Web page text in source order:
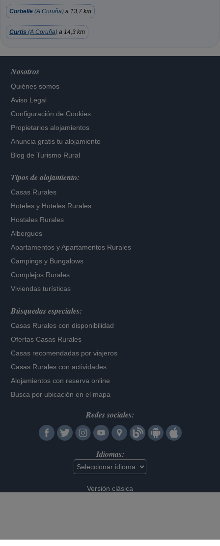
Corbelle (A Coruña) a 13,7 km
Curtis (A Coruña) a 14,3 km
Nosotros
Quiénes somos
Aviso Legal
Configuración de Cookies
Propietarios alojamientos
Anuncia gratis tu alojamiento
Blog de Turismo Rural
Tipos de alojamiento:
Casas Rurales
Hoteles y Hoteles Rurales
Hostales Rurales
Albergues
Apartamentos yApartamentos Rurales
Campings y Bungalows
Complejos Rurales
Viviendas turísticas
Búsquedas especiales:
Casas Rurales con disponibilidad
Ofertas Casas Rurales
Casas recomendadas por viajeros
Casas Rurales con actividades
Alojamientos con reserva online
Busca por ubicación en el mapa
Redes sociales:
Idiomas:
Versión clásica